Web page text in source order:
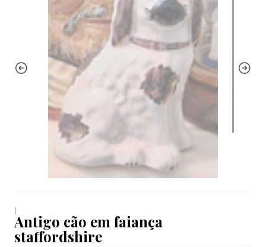
|
Antigo cão em faiança
staffordshire